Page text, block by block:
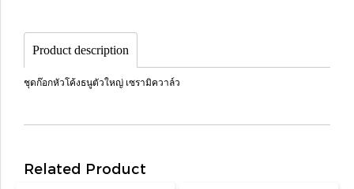
Product description
ชุดก๊อกหัวโค้งธนูตัวใหญ่ เซรามิควาล์ว
Related Product